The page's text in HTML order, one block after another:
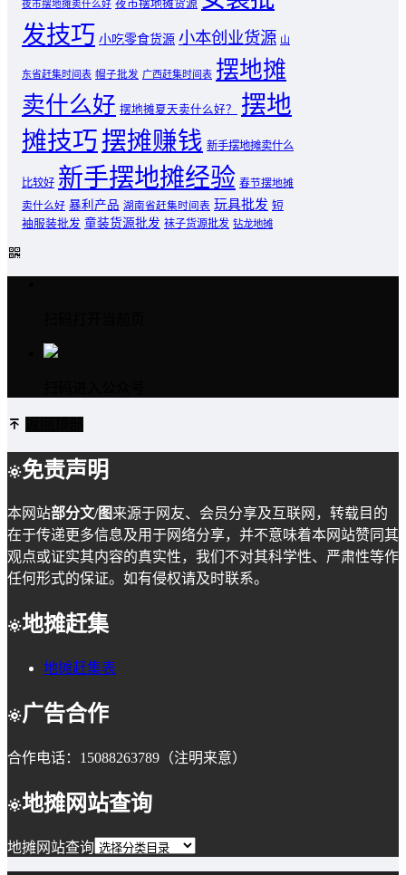
夜市摆地摊卖什么好 夜市摆地摊货源
发技巧 小吃零食货源 小本创业货源 山
东省赶集时间表 帽子批发 广西赶集时间表 摆地摊
卖什么好 摆地摊夏天卖什么好？
摆地
摊技巧摆摊赚钱 新手摆地摊卖什么
比较好 新手摆地摊经验 春节摆地摊
卖什么好 暴利产品 湖南省赶集时间表 玩具批发 短
袖服装批发 童装货源批发 袜子货源批发 钻龙地摊
免责声明
本网站部分文/图来源于网友、会员分享及互联网，转载目的
在于传递更多信息及用于网络分享，并不意味着本网站赞同其
观点或证实其内容的真实性，我们不对其科学性、严肃性等作
任何形式的保证。如有侵权请及时联系。
地摊赶集
地摊赶集表
广告合作
合作电话：15088263789（注明来意）
地摊网站查询
地摊网站查询